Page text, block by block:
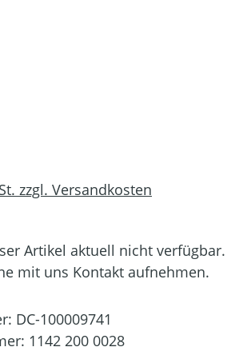
zzgl. Versandkosten
Artikel aktuell nicht verfügbar.
mit uns Kontakt aufnehmen.
DC-100009741
1142 200 0028